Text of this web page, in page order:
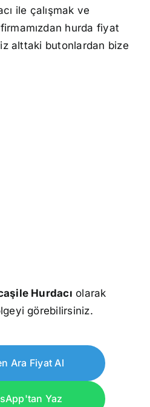
ile çalışmak ve
firmamızdan hurda fiyat
alttaki butonlardan bize
Hurdacı olarak
görebilirsiniz.
Ara Fiyat Al
Yaz